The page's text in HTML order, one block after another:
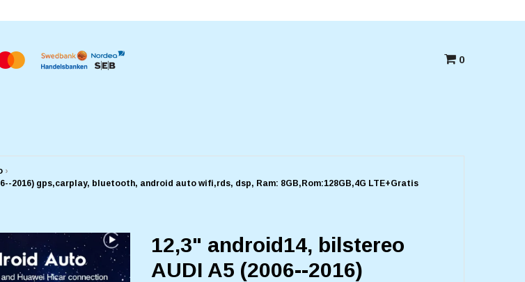
0
›
2016) gps,carplay, bluetooth, android auto wifi,rds, dsp, Ram: 8GB,Rom:128GB,4G LTE+Gratis
12,3" android14, bilstereo
AUDI A5 (2006--2016)